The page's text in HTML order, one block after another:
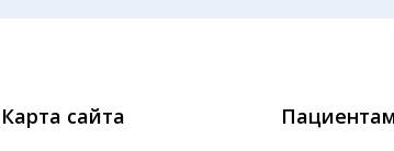
Карта сайта